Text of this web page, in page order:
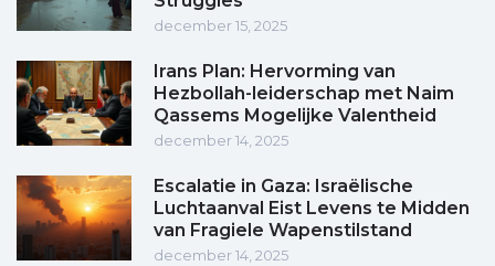
december 15, 2025
Irans Plan: Hervorming van
Hezbollah-leiderschap met Naim
Qassems Mogelijke Valentheid
december 14, 2025
Escalatie in Gaza: Israëlische
Luchtaanval Eist Levens te Midden
van Fragiele Wapenstilstand
december 14, 2025